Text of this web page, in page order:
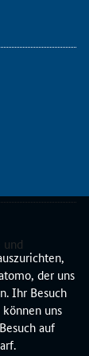
der uns
Ihr Besuch
uns
auf